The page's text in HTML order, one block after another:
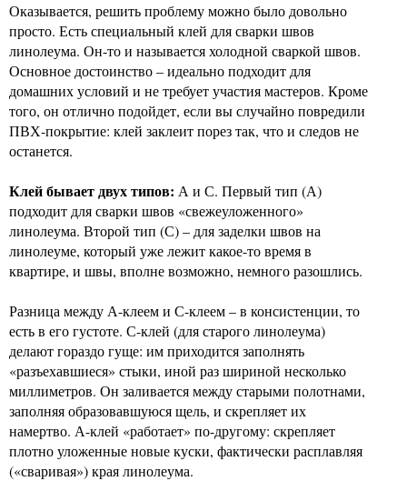
Оказывается, решить проблему можно было довольно
просто. Есть специальный клей для сварки швов
линолеума. Он-то и называется холодной сваркой швов.
Основное достоинство – идеально подходит для
домашних условий и не требует участия мастеров. Кроме
того, он отлично подойдет, если вы случайно повредили
ПВХ-покрытие: клей заклеит порез так, что и следов не
останется.
Клей бывает двух типов: А и С. Первый тип (А)
подходит для сварки швов «свежеуложенного»
линолеума. Второй тип (С) – для заделки швов на
линолеуме, который уже лежит какое-то время в
квартире, и швы, вполне возможно, немного разошлись.
Разница между А-клеем и С-клеем – в консистенции, то
есть в его густоте. С-клей (для старого линолеума)
делают гораздо гуще: им приходится заполнять
«разъехавшиеся» стыки, иной раз шириной несколько
миллиметров. Он заливается между старыми полотнами,
заполняя образовавшуюся щель, и скрепляет их
намертво. А-клей «работает» по-другому: скрепляет
плотно уложенные новые куски, фактически расплавляя
(«сваривая») края линолеума.